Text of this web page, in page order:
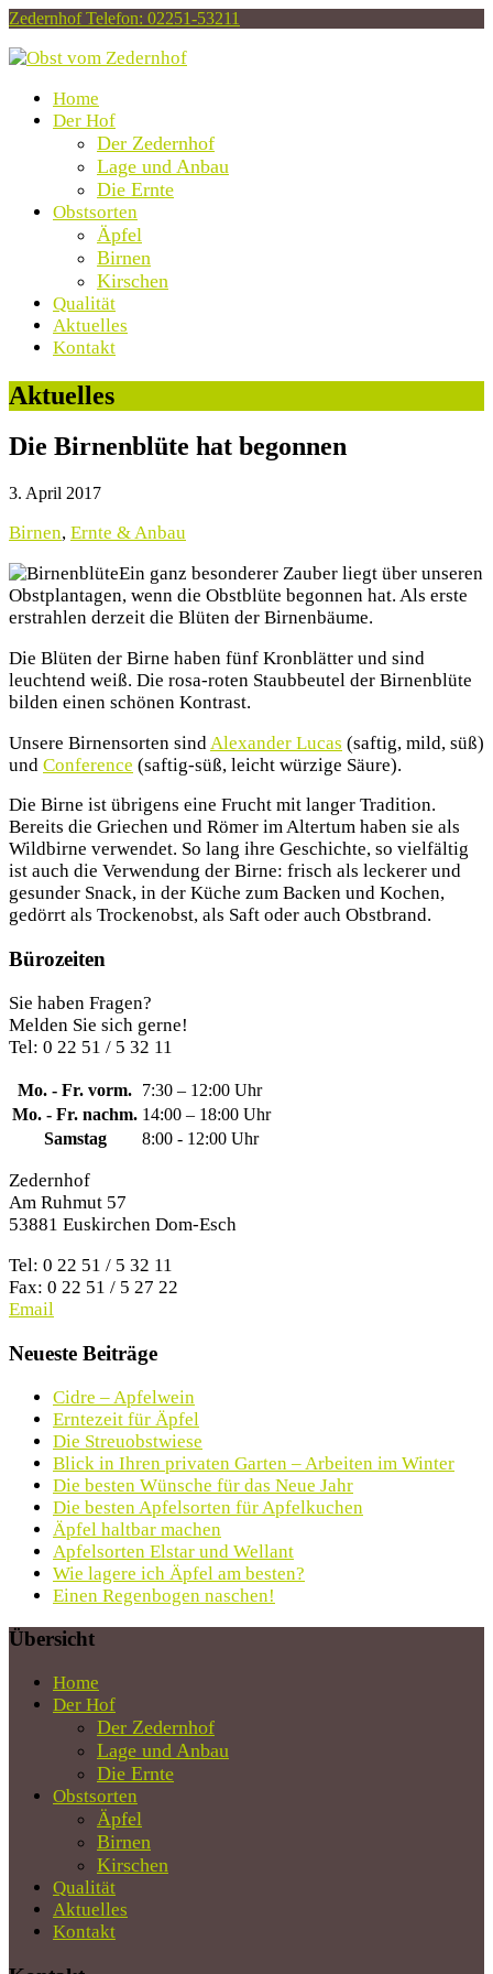
ZedernhofTelefon: 02251-53211
Home
Der Hof
Der Zedernhof
Lage und Anbau
Die Ernte
Obstsorten
Äpfel
Birnen
Kirschen
Qualität
Aktuelles
Kontakt
Open
Mobile
Aktuelles
Die Birnenblüte hat begonnen
3. April 2017
Birnen, Ernte & Anbau
Ein ganz besonderer Zauber liegt über unseren
Obstplantagen, wenn die Obstblüte begonnen hat. Als erste
erstrahlen derzeit die Blüten der Birnenbäume.
Die Blüten der Birne haben fünf Kronblätter und sind
leuchtend weiß. Die rosa-roten Staubbeutel der Birnenblüte
bilden einen schönen Kontrast.
Unsere Birnensorten sind Alexander Lucas (saftig, mild, süß)
und Conference (saftig-süß, leicht würzige Säure).
Die Birne ist übrigens eine Frucht mit langer Tradition.
Bereits die Griechen und Römer im Altertum haben sie als
Wildbirne verwendet. So lang ihre Geschichte, so vielfältig
ist auch die Verwendung der Birne: frisch als leckerer und
gesunder Snack, in der Küche zum Backen und Kochen,
gedörrt als Trockenobst, als Saft oder auch Obstbrand.
Bürozeiten
Sie haben Fragen?
Melden Sie sich gerne!
Tel: 0 22 51 / 5 32 11
Mo. - Fr. vorm. 7:30 – 12:00 Uhr
Mo. - Fr. nachm. 14:00 – 18:00 Uhr
Samstag
8:00 - 12:00 Uhr
Zedernhof
Am Ruhmut 57
53881 Euskirchen Dom-Esch
Tel: 0 22 51 / 5 32 11
Fax: 0 22 51 / 5 27 22
Email
Neueste Beiträge
Cidre – Apfelwein
Erntezeit für Äpfel
Die Streuobstwiese
Blick in Ihren privaten Garten – Arbeiten im Winter
Die besten Wünsche für das Neue Jahr
Die besten Apfelsorten für Apfelkuchen
Äpfel haltbar machen
Apfelsorten Elstar und Wellant
Wie lagere ich Äpfel am besten?
Einen Regenbogen naschen!
Übersicht
Home
Der Hof
Der Zedernhof
Lage und Anbau
Die Ernte
Obstsorten
Äpfel
Birnen
Kirschen
Qualität
Aktuelles
Kontakt